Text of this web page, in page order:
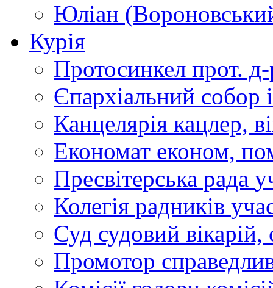
Юліан
Курія
Протосинкел прот.
Єпархіальний собор
Канцелярія кацлер,
Економат економ,
Пресвітерська рада
Колегія радників
Суд судовий вікарій,
Промотор